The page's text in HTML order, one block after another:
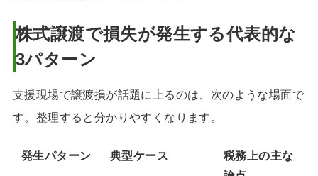
株式譲渡で損失が発生する代表的な
3パターン
支援現場で譲渡損が話題に上るのは、次のような場面で
す。整理すると分かりやすくなります。
発生パターン 典型ケース
税務上の主な